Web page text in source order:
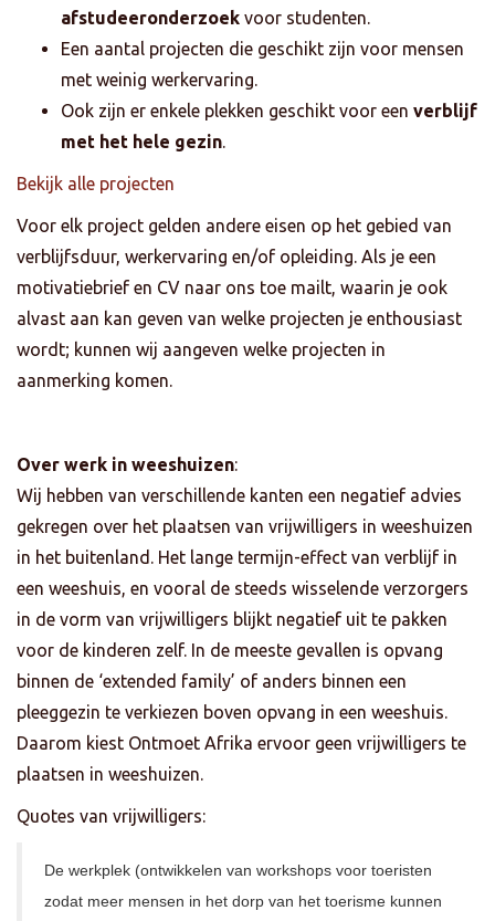
afstudeeronderzoek voor studenten.
Een aantal projecten die geschikt zijn voor mensen
met weinig werkervaring.
Ook zijn er enkele plekken geschikt voor een verblijf
met het hele gezin.
Bekijk alle projecten
Voor elk project gelden andere eisen op het gebied van
verblijfsduur, werkervaring en/of opleiding. Als je een
motivatiebrief en CV naar ons toe mailt, waarin je ook
alvast aan kan geven van welke projecten je enthousiast
wordt; kunnen wij aangeven welke projecten in
aanmerking komen.
Over werk in weeshuizen:
Wij hebben van verschillende kanten een negatief advies
gekregen over het plaatsen van vrijwilligers in weeshuizen
in het buitenland. Het lange termijn-effect van verblijf in
een weeshuis, en vooral de steeds wisselende verzorgers
in de vorm van vrijwilligers blijkt negatief uit te pakken
voor de kinderen zelf. In de meeste gevallen is opvang
binnen de ‘extended family’ of anders binnen een
pleeggezin te verkiezen boven opvang in een weeshuis.
Daarom kiest Ontmoet Afrika ervoor geen vrijwilligers te
plaatsen in weeshuizen.
Quotes van vrijwilligers:
De werkplek (ontwikkelen van workshops voor toeristen
zodat meer mensen in het dorp van het toerisme kunnen